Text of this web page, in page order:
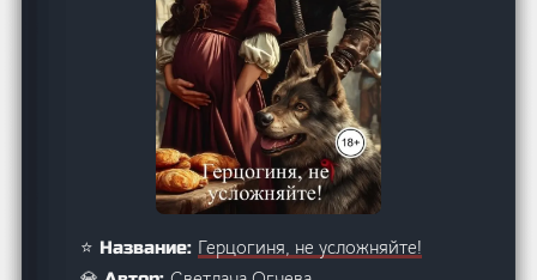
⭐ Название: Герцогиня, не усложняйте!